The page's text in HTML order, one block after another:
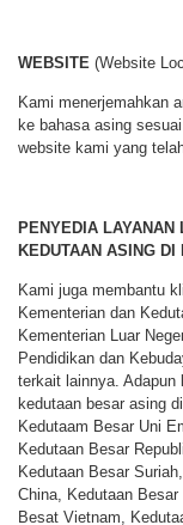
WEBSITE (Website
Kami menerjemahkan
ke bahasa asing
website kami yang
PENYEDIA
KEDUTAAN ASING DI
Kami juga membantu
Kementerian dan
Kementerian Luar
Pendidikan dan
terkait lainnya. Adapun
kedutaan besar asing
Kedutaam Besar Uni
Kedutaan Besar
Kedutaan Besar
China, Kedutaan
Besat Vietnam,